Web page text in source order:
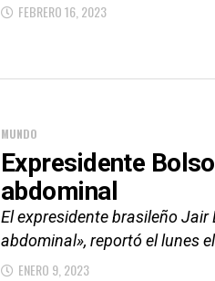
FEBRERO 16, 2023
MUNDO
Expresidente
abdominal
El expresidente brasileño
abdominal», reportó el lunes
ENERO 9, 2023